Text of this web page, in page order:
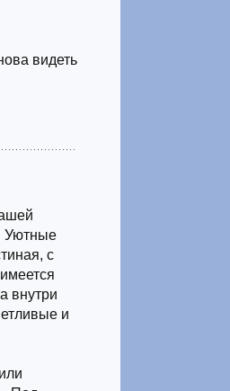
видеть
Уютные
с
внутри
и